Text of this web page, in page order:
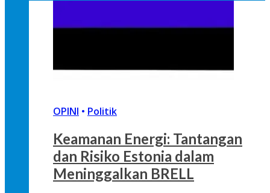
OPINI • Politik
Keamanan Energi: Tantangan
dan Risiko Estonia dalam
Meninggalkan BRELL